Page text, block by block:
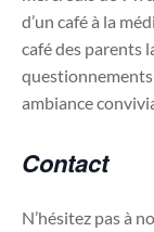
d’un café à la
café des parents
ambiance
Contact
N’hésitez pas à